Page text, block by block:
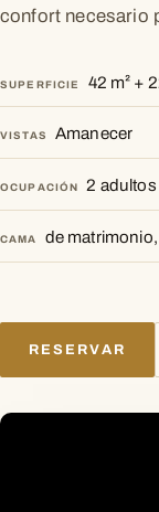
confort necesario
SUPERFICIE 42 m² +
VISTAS Amanecer
OCUPACIÓN 2 adultos
CAMA de
RESERVAR